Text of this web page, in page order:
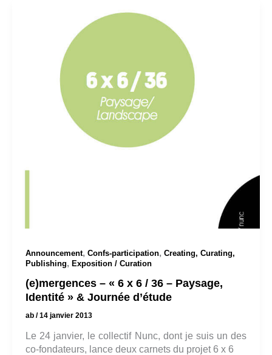
Announcement, Confs-participation, Creating, Curating,
Publishing, Exposition / Curation
(e)mergences – « 6 x 6 / 36 – Paysage,
Identité » & Journée d’étude
ab /14 janvier 2013
Le 24 janvier, le collectif Nunc, dont je suis un des
co-fondateurs, lance deux carnets du projet 6 x 6